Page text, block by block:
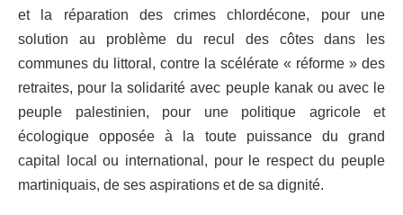
et la réparation des crimes chlordécone, pour une
solution au probl ème du recul descôtesdans les
communes du littoral , contre la scélérate « réforme » des
retraites, pour la solidarité avec peuple kanak ou avec le
peuple palestinien, pour une politique agricole et
écologique opposée à la toute puissance du grand
capital local ou international, pour le respect du peuple
martiniquais, de ses aspirations et de sa dignité.